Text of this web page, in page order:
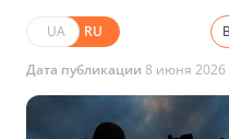
UA RU
Дата публикации 8 июня 2026